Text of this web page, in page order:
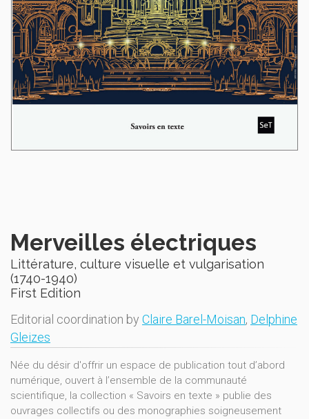
Merveilles électriques
Littérature, culture visuelle et vulgarisation
(1740-1940)
First Edition
Editorial coordination by Claire Barel-Moisan, Delphine
Gleizes
Née du désir d'offrir un espace de publication tout d’abord
numérique, ouvert à l’ensemble de la communauté
scientifique, la collection « Savoirs en texte » publie des
ouvrages collectifs ou des monographies soigneusement